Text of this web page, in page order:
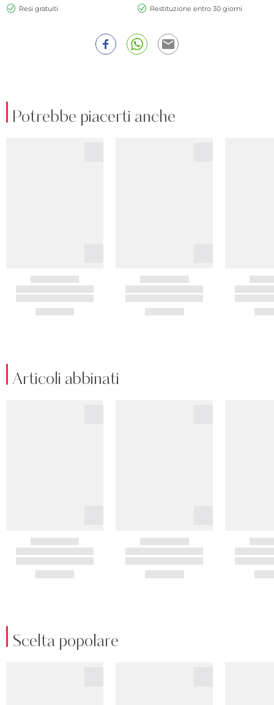
Resi gratuiti Restituzione entro 30 giorni
Potrebbe piacerti anche
Articoli abbinati
Scelta popolare